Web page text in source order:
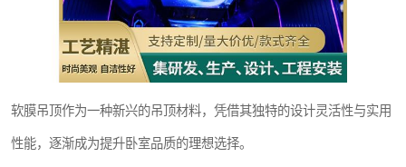
软膜吊顶作为一种新兴的吊顶材料，凭借其独特的设计灵活性与实用
性能，逐渐成为提升卧室品质的理想选择。